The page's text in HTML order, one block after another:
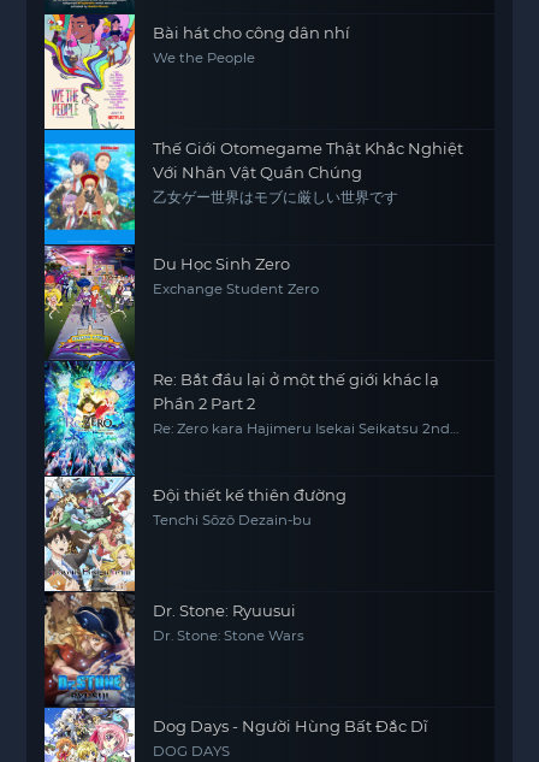
Bài hát cho công dân nhí
We the People
Thế Giới Otomegame Thật Khắc Nghiệt
Với Nhân Vật Quần Chúng
乙女ゲー世界はモブに厳しい世界です
Du Học Sinh Zero
Exchange Student Zero
Re: Bắt đầu lại ở một thế giới khác lạ
Phần 2 Part 2
Re: Zero kara Hajimeru Isekai Seikatsu 2nd
Đội thiết kế thiên đường
Tenchi Sōzō Dezain-bu
Dr. Stone: Ryuusui
Dr. Stone: Stone Wars
Dog Days - Người Hùng Bất Đắc Dĩ
DOG DAYS